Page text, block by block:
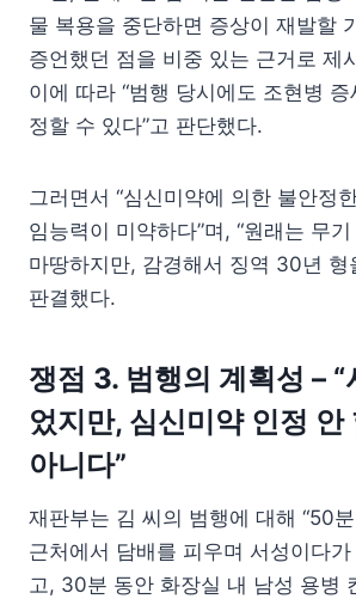
물 복용을 중단하면 증상이 재발할
증언했던 점을 비중 있는 근거로 제
이에 따라 “범행 당시에도 조현병
정할 수 있다”고 판단했다.
그러면서 “심신미약에 의한 불안정
임능력이 미약하다”며, “원래는 무
마땅하지만, 감경해서 징역 30년 형
판결했다.
쟁점 3. 범행의 계획성 – “
었지만, 심신미약 인정 안
아니다”
재판부는 김 씨의 범행에 대해 “50
근처에서 담배를 피우며 서성이다
고, 30분 동안 화장실 내 남성 용병